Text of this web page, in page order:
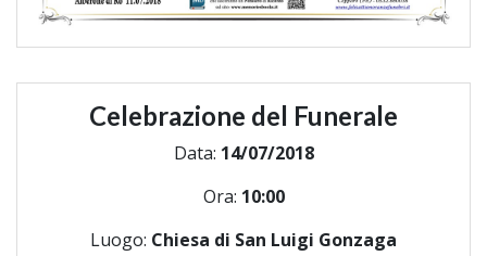
Celebrazione del Funerale
Data: 14/07/2018
Ora: 10:00
Luogo: Chiesa di San Luigi Gonzaga